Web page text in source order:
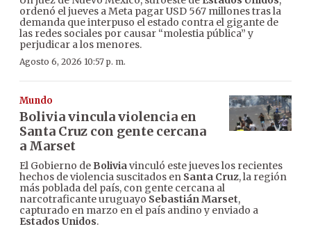
ordenó el jueves a Meta pagar USD 567 millones tras la
demanda que interpuso el estado contra el gigante de
las redes sociales por causar “molestia pública” y
perjudicar a los menores.
Agosto 6, 2026 10:57 p. m.
Mundo
Bolivia vincula violencia en
Santa Cruz con gente cercana
a Marset
El Gobierno de Boliviavinculó este jueves los recientes
hechos de violencia suscitados en Santa Cruz, la región
más poblada del país, con gente cercana al
narcotraficante uruguayo Sebastián Marset,
capturado en marzo en el país andino y enviado a
Estados Unidos.